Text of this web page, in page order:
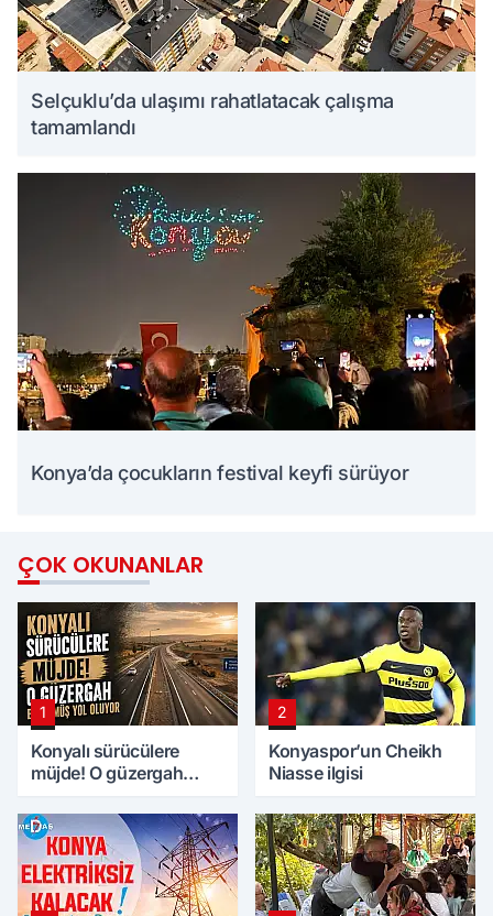
Selçuklu’da ulaşımı rahatlatacak çalışma
tamamlandı
Konya’da çocukların festival keyfi sürüyor
ÇOK OKUNANLAR
1
Konyalı sürücülere
müjde! O güzergah
2
Konyaspor’un Cheikh
Niasse ilgisi